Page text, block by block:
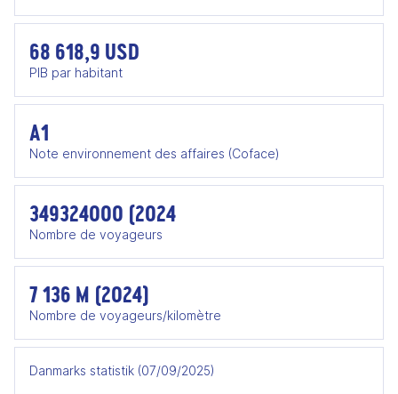
68 618,9 USD
PIB par habitant
A1
Note environnement des affaires (Coface)
349324000 (2024
Nombre de voyageurs
7 136 M (2024)
Nombre de voyageurs/kilomètre
Danmarks statistik (07/09/2025)